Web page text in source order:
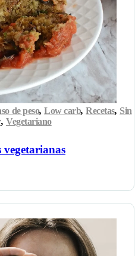
de peso,Low carb,Recetas, Sin
, Vegetariano